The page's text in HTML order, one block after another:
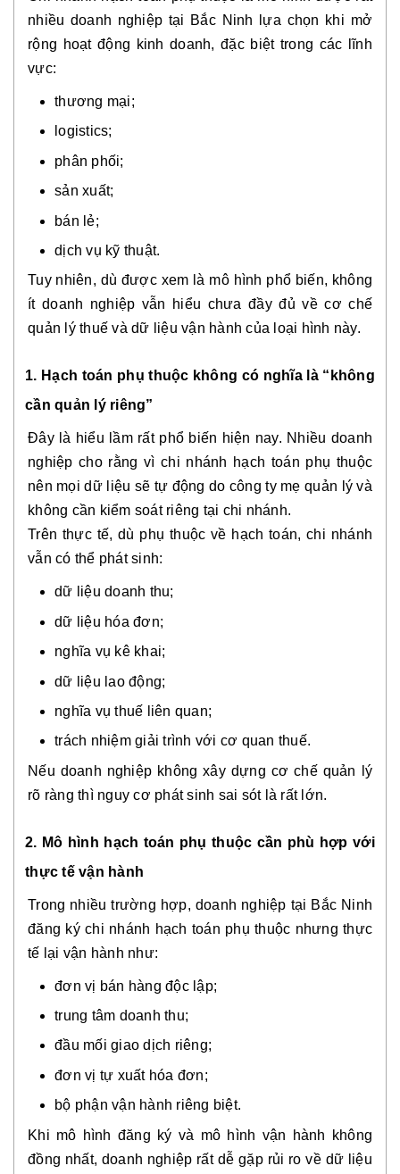
nhiều doanh nghiệp tại Bắc Ninh lựa chọn khi mở
rộng hoạt động kinh doanh, đặc biệt trong các lĩnh
vực:
thương mại;
logistics;
phân phối;
sản xuất;
bán lẻ;
dịch vụ kỹ thuật.
Tuy nhiên, dù được xem là mô hình phổ biến, không
ít doanh nghiệp vẫn hiểu chưa đầy đủ về cơ chế
quản lý thuế và dữ liệu vận hành của loại hình này.
1. Hạch toán phụ thuộc không có nghĩa là “không
cần quản lý riêng”
Đây là hiểu lầm rất phổ biến hiện nay. Nhiều doanh
nghiệp cho rằng vì chi nhánh hạch toán phụ thuộc
nên mọi dữ liệu sẽ tự động do công ty mẹ quản lý và
không cần kiểm soát riêng tại chi nhánh.
Trên thực tế, dù phụ thuộc về hạch toán, chi nhánh
vẫn có thể phát sinh:
dữ liệu doanh thu;
dữ liệu hóa đơn;
nghĩa vụ kê khai;
dữ liệu lao động;
nghĩa vụ thuế liên quan;
trách nhiệm giải trình với cơ quan thuế.
Nếu doanh nghiệp không xây dựng cơ chế quản lý
rõ ràng thì nguy cơ phát sinh sai sót là rất lớn.
2. Mô hình hạch toán phụ thuộc cần phù hợp với
thực tế vận hành
Trong nhiều trường hợp, doanh nghiệp tại Bắc Ninh
đăng ký chi nhánh hạch toán phụ thuộc nhưng thực
tế lại vận hành như:
đơn vị bán hàng độc lập;
trung tâm doanh thu;
đầu mối giao dịch riêng;
đơn vị tự xuất hóa đơn;
bộ phận vận hành riêng biệt.
Khi mô hình đăng ký và mô hình vận hành không
đồng nhất, doanh nghiệp rất dễ gặp rủi ro về dữ liệu